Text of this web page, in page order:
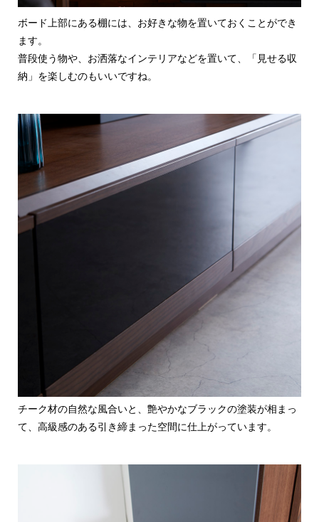
ボード上部にある棚には、お好きな物を置いておくことができ
ます。
普段使う物や、お洒落なインテリアなどを置いて、「見せる収
納」を楽しむのもいいですね。
チーク材の自然な風合いと、艶やかなブラックの塗装が相まっ
て、高級感のある引き締まった空間に仕上がっています。